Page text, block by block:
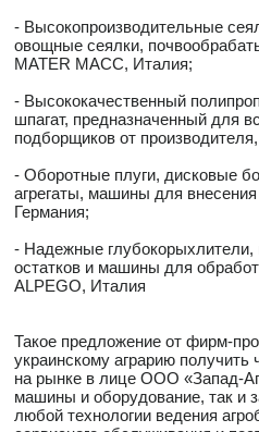
- Высокопроизводительные
овощные сеялки,
MATER MACC, Италия;
- Высококачественный
шпагат, предназначенный для
подборщиков от
- Оборотные плуги, дисковые
агрегаты, машины для
Германия;
- Надежные глубокорыхлители,
остатков и машины для
ALPEGO, Италия
Такое предложение от фирм-
украинскому аграрию получить
на рынке в лице ООО «Запад-
машины и оборудование, так и
любой технологии ведения